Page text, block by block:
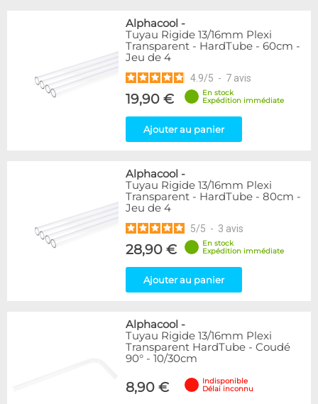
Alphacool -
Tuyau Rigide 13/16mm Plexi
Transparent - HardTube - 60cm -
Jeu de 4
4.9/5 - 7 avis
19,90 €
En stock
Expédition immédiate
Ajouter au panier
Alphacool -
Tuyau Rigide 13/16mm Plexi
Transparent - HardTube - 80cm -
Jeu de 4
5/5 - 3 avis
28,90 €
En stock
Expédition immédiate
Ajouter au panier
Alphacool -
Tuyau Rigide 13/16mm Plexi
Transparent HardTube - Coudé
90° - 10/30cm
8,90 €
Indisponible
Délai inconnu